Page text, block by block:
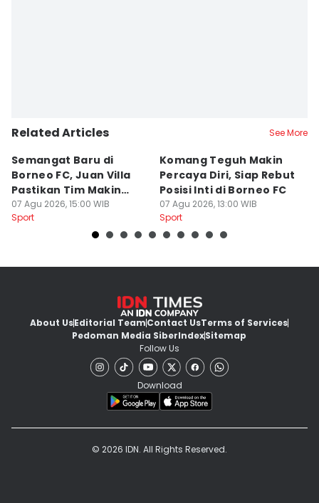
Related Articles See More
Semangat Baru di
Borneo FC, Juan Villa
Pastikan Tim Makin
Kompak
07 Agu 2026, 15:00 WIB
Sport
Komang Teguh Makin
Percaya Diri, Siap Rebut
Posisi Inti di Borneo FC
07 Agu 2026, 13:00 WIB
Sport
About UsEditorial TeamContact UsTerms of Services
Pedoman Media SiberIndexSitemap
Follow Us
Download
© 2026 IDN. All Rights Reserved.